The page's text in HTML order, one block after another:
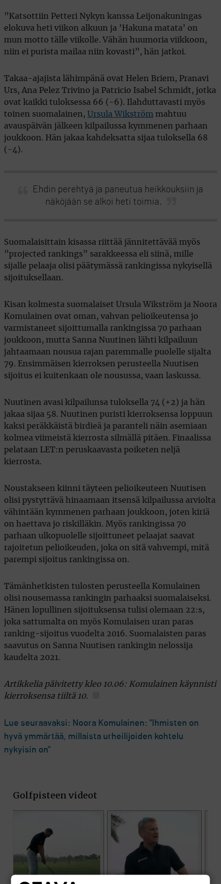
”Katsottiin Petteri Nykyn kanssa Leijonakuningas
elokuva heti viikon alkuun ja ’Hakuna matata’ on
mun motto tälle viikolle. Vähän huumoria viikkoon,
niin ei purista mailaa niin kovasti”, hän jatkoi.
Takaa-ajajista lähimpänä ovat Helen Briem, Pranavi
Urs, Ana Pelez Trivino ja Patricio Isabel Schmidt, jotka
ovat kaikki tuloksessa 66 (-6). Ilahduttavasti myös
toinen suomalainen, Ursula Wikström mahtuu
avauspäivän jälkeen kilpailussa kymmenen parhaan
joukkoon. Hän jakaa kahdeksatta sijaa tuloksella 68
(-4).
Ehdin perehtyä ja paneutua heikkouksiin ja
näköjään se alkoi heti toimia.
Suomalaisittain kisassa riittää jännitettävää myös
”projected rankings” sarakkeessa eli siinä, mille
sijalle pelaaja olisi päätymässä rankingissa nykyisellä
sijoituksellaan.
Kisan kolmesta suomalaiset Ursula Wikström ja Noora
Komulainen ovat oman, vahvan pelioikeutensa jo
varmistaneet sijoittumalla rankingissa 70 parhaan
joukkoon, mutta Sanna Nuutinen lähti kilpailuun
jahtaamaan nousua rajan paremmalle puolelle sijalta
79. Ensimmäisen kierroksen perusteella Nuutisen
sijoitus ei kuitenkaan ole nousussa, vaan laskussa.
Nuutinen avasi kilpailunsa tuloksella 74 (+2) ja hän
jakaa sijaa 58. Nuutinen puristi kierroksensa loppuun
kaksi peräkkäistä birdieä ja paranteli näin asemiaan
kolmea viimeistä kierrosta silmällä pitäen. Finaalissa
pelataan LET:n peruskaavasta poiketen neljä
kierrosta.
Noustakseen kiinni täyteen pelioikeuteen Nuutisen
olisi pystyttävä hinaamaan itsensä kilpailussa arviolta
vähintään kymmenen parhaan joukkoon, joten kiriä
on haettava jo riskilläkin. Myös rankingissa 70
parhaan ulkopuolelle sijoittuneet pelaajat saavat
rajoitetun pelioikeuden, joka on sitä vahvempi, mitä
parempi sijoitus rankingissa on.
Tämänhetkisten tulosten perusteella Komulainen
olisi nousemassa rankingin parhaaksi suomalaiseksi.
Hänen lopullinen sijoituksensa tulisi olemaan 22:s,
joka sattumalta on myös Komulaisen uran paras
ranking-sijoitus vuodelta 2016. Suomalaisten paras
saavutus on Sanna Nuutisen rankingin nelossija
kaudelta 2021.
Artikkelia päivitetty kleo 10.06: Komulainen käynnisti
kierroksensa tiiltä 10.
Lue seuraavaksi: Noora Komulainen: "Ihmisten on
hyvä ymmärtää, millaista urheilijoiden kohtelu
nykyisin on"